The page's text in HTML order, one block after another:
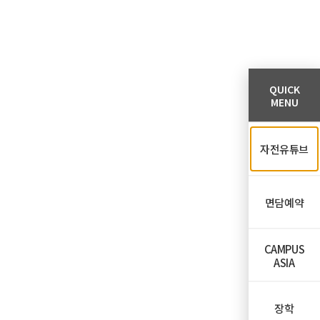
QUICK
MENU
자전유튜브
면담예약
CAMPUS
ASIA
장학